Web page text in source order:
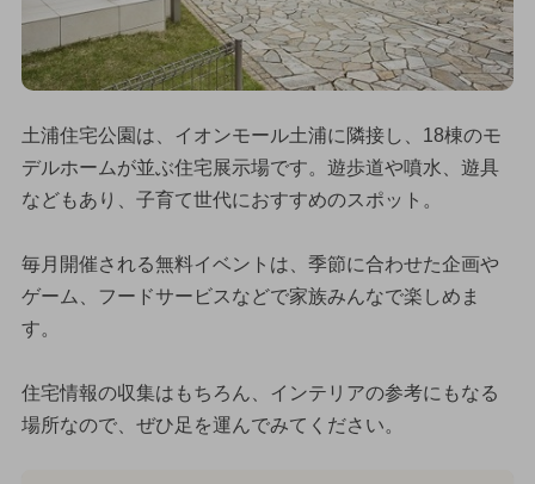
土浦住宅公園は、イオンモール土浦に隣接し、18棟のモ
デルホームが並ぶ住宅展示場です。遊歩道や噴水、遊具
などもあり、子育て世代におすすめのスポット。
毎月開催される無料イベントは、季節に合わせた企画や
ゲーム、フードサービスなどで家族みんなで楽しめま
す。
住宅情報の収集はもちろん、インテリアの参考にもなる
場所なので、ぜひ足を運んでみてください。